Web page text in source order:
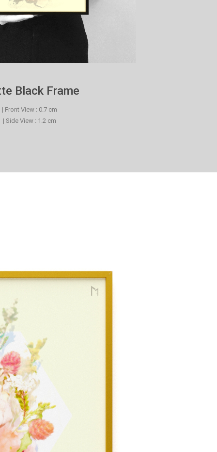
Black Frame
| Front View : 0.7 cm
| Side View : 1.2 cm